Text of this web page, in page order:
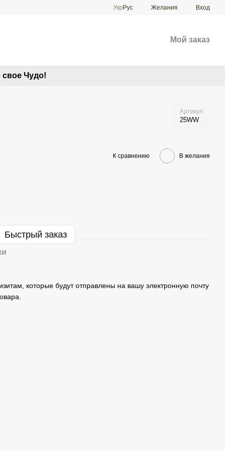
Укр Рус Желания Вход
Мой заказ
Чудо!
Артикул
25WW
К сравнению В желания
Быстрый заказ
которые будут отправлены на вашу электронную почту